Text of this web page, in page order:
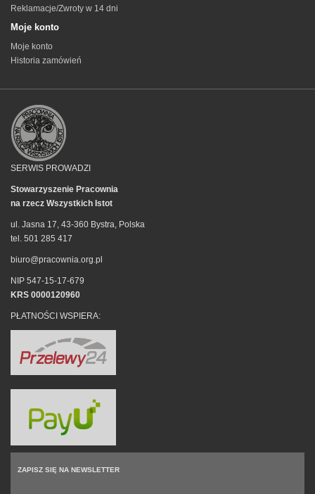
Reklamacje/Zwroty w 14 dni
Moje konto
Moje konto
Historia zamówień
SERWIS PROWADZI
Stowarzyszenie Pracownia
na rzecz Wszystkich Istot
ul. Jasna 17, 43-360 Bystra, Polska
tel. 501 285 417
biuro@pracownia.org.pl
NIP 547-15-17-679
KRS 0000120960
PŁATNOŚCI WSPIERA:
ZAPISZ SIĘ NA NEWSLETTER